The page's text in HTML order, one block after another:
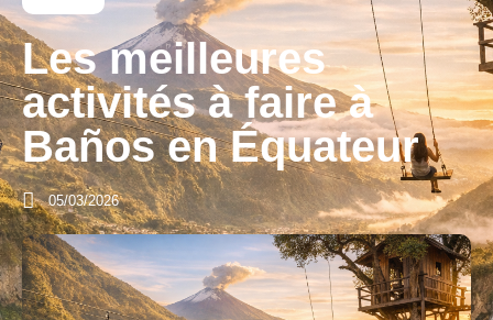
Les meilleures
activités à faire à
Baños en Équateur
05/03/2026